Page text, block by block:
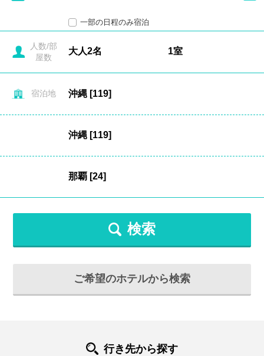
一部の日程のみ宿泊
人数/部
屋数
宿泊地
検索
ご希望のホテルから検索
行き先から探す